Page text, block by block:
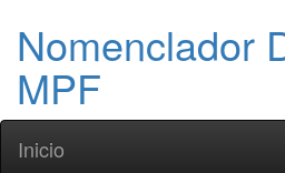
Nomenclador
MPF
Inicio